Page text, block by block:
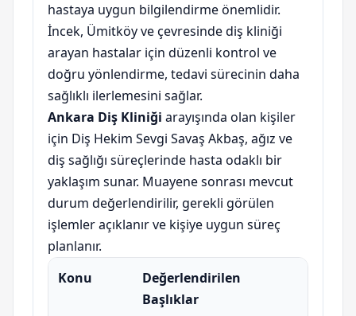
hastaya uygun bilgilendirme önemlidir.
İncek, Ümitköy ve çevresinde diş kliniği
arayan hastalar için düzenli kontrol ve
doğru yönlendirme, tedavi sürecinin daha
sağlıklı ilerlemesini sağlar.
Ankara Diş Kliniği arayışında olan kişiler
için Diş Hekim Sevgi Savaş Akbaş, ağız ve
diş sağlığı süreçlerinde hasta odaklı bir
yaklaşım sunar. Muayene sonrası mevcut
durum değerlendirilir, gerekli görülen
işlemler açıklanır ve kişiye uygun süreç
planlanır.
Konu
Değerlendirilen
Başlıklar